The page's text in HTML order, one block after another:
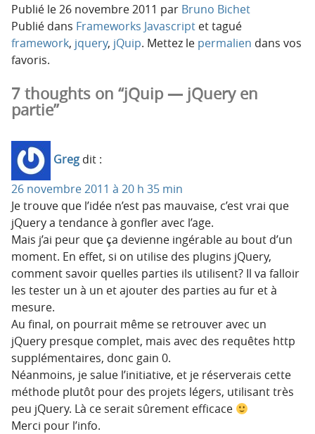
Publié le26 novembre 2011 par Bruno Bichet
Publié dans Frameworks Javascript et tagué
framework, jquery, jQuip. Mettez le permalien dans vos
favoris.
7 thoughts on “jQuip — jQuery en
partie”
Greg dit :
26 novembre 2011 à 20 h 35 min
Je trouve que l’idée n’est pas mauvaise, c’est vrai que
jQuery a tendance à gonfler avec l’age.
Mais j’ai peur que ça devienne ingérable au bout d’un
moment. En effet, si on utilise des plugins jQuery,
comment savoir quelles parties ils utilisent? Il va falloir
les tester un à un et ajouter des parties au fur et à
mesure.
Au final, on pourrait même se retrouver avec un
jQuery presque complet, mais avec des requêtes http
supplémentaires, donc gain 0.
Néanmoins, je salue l’initiative, et je réserverais cette
méthode plutôt pour des projets légers, utilisant très
peu jQuery. Là ce serait sûrement efficace
Merci pour l’info.